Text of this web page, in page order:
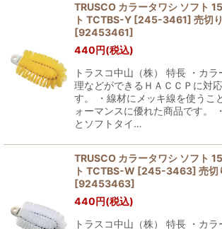
TRUSCO カラータワシ ソフト
ト TCTBS-Y [245-3461] 売切
[92453461]
440円(税込)
トラスコ中山（株） 特長 ・カ
理などができるＨＡＣＣＰに対
す。 ・線材にメッキ線を使うこ
ォーマンスに優れた商品です。
とソフトタイ…
TRUSCO カラータワシ ソフト
ト TCTBS-W [245-3463] 売切
[92453463]
440円(税込)
トラスコ中山（株） 特長 ・カ